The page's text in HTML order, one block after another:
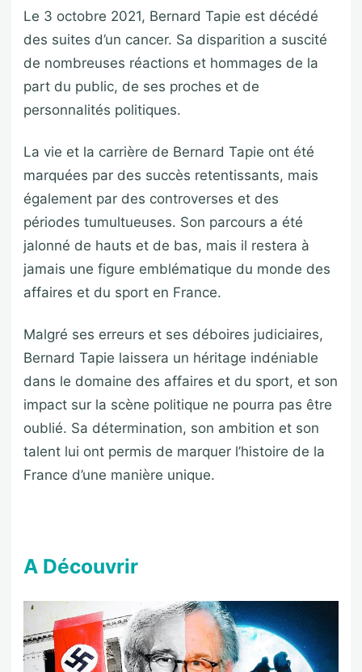
Le 3 octobre 2021, Bernard Tapie est décédé
des suites d’un cancer. Sa disparition a suscité
de nombreuses réactions et hommages de la
part du public, de ses proches et de
personnalités politiques.
La vie et la carrière de Bernard Tapie ont été
marquées par des succès retentissants, mais
également par des controverses et des
périodes tumultueuses. Son parcours a été
jalonné de hauts et de bas, mais il restera à
jamais une figure emblématique du monde des
affaires et du sport en France.
Malgré ses erreurs et ses déboires judiciaires,
Bernard Tapie laissera un héritage indéniable
dans le domaine des affaires et du sport, et son
impact sur la scène politique ne pourra pas être
oublié. Sa détermination, son ambition et son
talent lui ont permis de marquer l’histoire de la
France d’une manière unique.
A Découvrir